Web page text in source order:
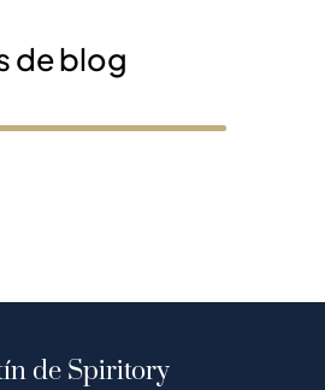
de blog
de Spiritory